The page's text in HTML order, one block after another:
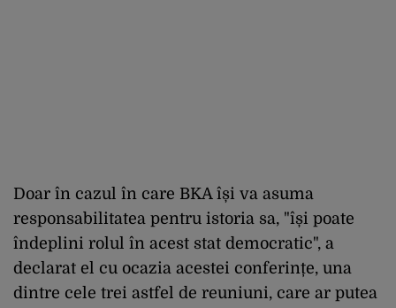
Doar în cazul în care BKA își va asuma
responsabilitatea pentru istoria sa, "își poate
îndeplini rolul în acest stat democratic", a
declarat el cu ocazia acestei conferințe, una
dintre cele trei astfel de reuniuni, care ar putea